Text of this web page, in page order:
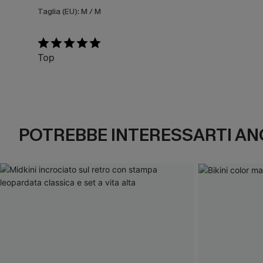
Taglia (EU): M / M
Top
POTREBBE INTERESSARTI